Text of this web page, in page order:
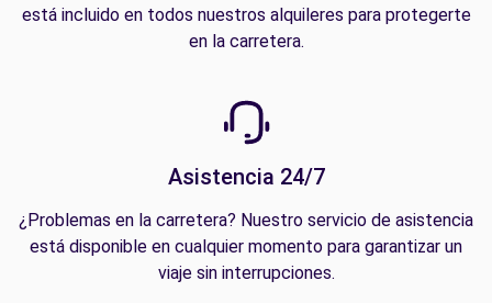
está incluido en todos nuestros alquileres para protegerte
en la carretera.
Asistencia 24/7
¿Problemas en la carretera? Nuestro servicio de asistencia
está disponible en cualquier momento para garantizar un
viaje sin interrupciones.